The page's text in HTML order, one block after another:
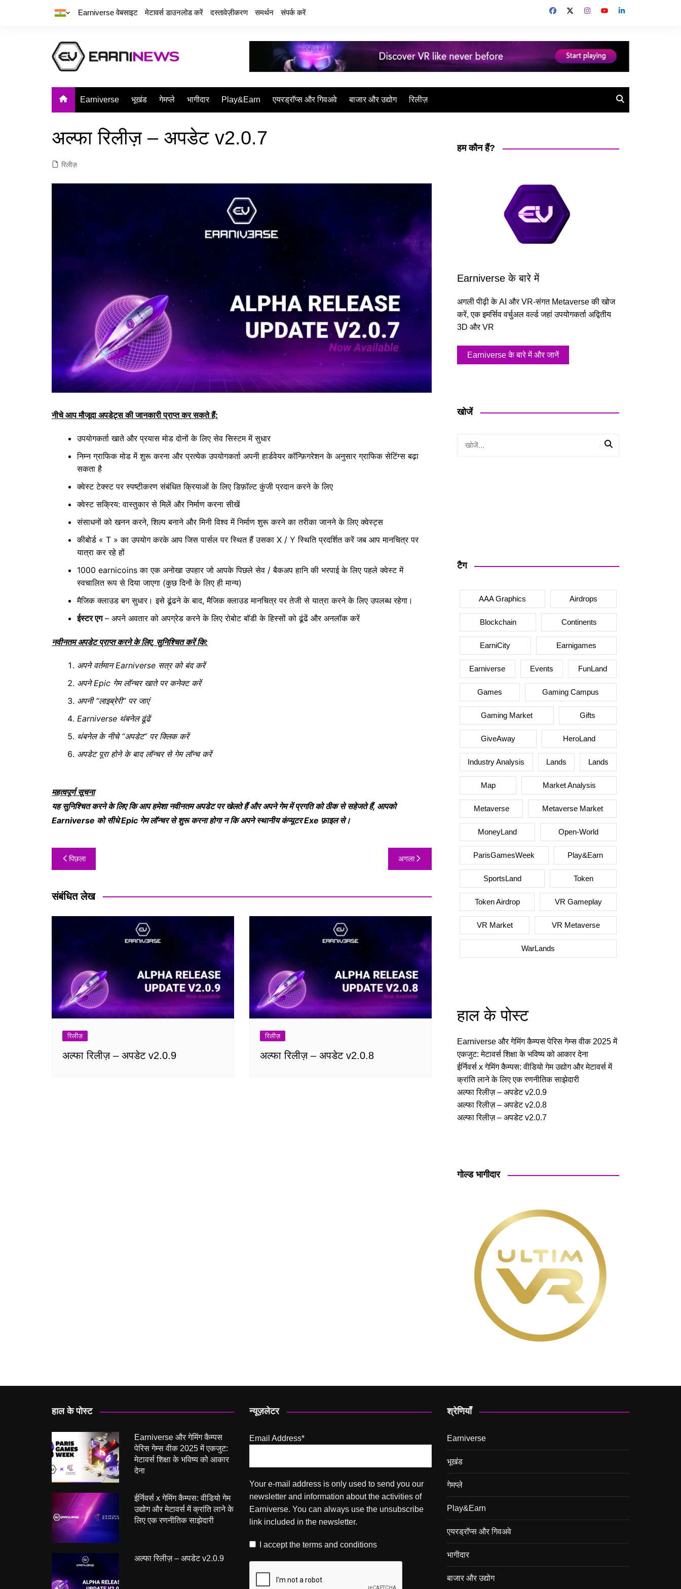
Earniverse वेबसाइट मेटावर्स डाउनलोड करें दस्तावेज़ीकरण समर्थन संपर्क करें
Earniverse भूखंड गेमप्ले भागीदार Play&Earn एयरड्रॉप्स और गिवअवे बाजार और उद्योग रिलीज़
अल्फा रिलीज़ – अपडेट v2.0.7
रिलीज़
नीचे आप मौजूदा अपडेट्स की जानकारी प्राप्त कर सकते हैं:
उपयोगकर्ता खाते और प्रयास मोड दोनों के लिए सेव सिस्टम में सुधार
निम्न ग्राफिक मोड में शुरू करना और प्रत्येक उपयोगकर्ता अपनी हार्डवेयर कॉन्फ़िगरेशन के अनुसार ग्राफिक सेटिंग्स बढ़ा
सकता है
क्वेस्ट टेक्स्ट पर स्पष्टीकरण संबंधित क्रियाओं के लिए डिफ़ॉल्ट कुंजी प्रदान करने के लिए
क्वेस्ट सक्रिय: वास्तुकार से मिलें और निर्माण करना सीखें
संसाधनों को खनन करने, शिल्प बनाने और मिनी विश्व में निर्माण शुरू करने का तरीका जानने के लिए क्वेस्ट्स
कीबोर्ड « T » का उपयोग करके आप जिस पार्सल पर स्थित हैं उसका X / Y स्थिति प्रदर्शित करें जब आप मानचित्र पर
यात्रा कर रहे हों
1000 earnicoins का एक अनोखा उपहार जो आपके पिछले सेव / बैकअप हानि की भरपाई के लिए पहले क्वेस्ट में
स्वचालित रूप से दिया जाएगा (कुछ दिनों के लिए ही मान्य)
मैजिक क्लाउड बग सुधार। इसे ढूंढने के बाद, मैजिक क्लाउड मानचित्र पर तेजी से यात्रा करने के लिए उपलब्ध रहेगा।
ईस्टर एग– अपने अवतार को अपग्रेड करने के लिए रोबोट बॉडी के हिस्सों को ढूंढें और अनलॉक करें
नवीनतम अपडेट प्राप्त करने के लिए, सुनिश्चित करें कि:
अपने वर्तमान Earniverse सत्र को बंद करें
अपने Epic गेम लॉन्चर खाते पर कनेक्ट करें
अपनी “लाइब्रेरी” पर जाएं
Earniverse थंबनेल ढूंढें
थंबनेल के नीचे “अपडेट” पर क्लिक करें
अपडेट पूरा होने के बाद लॉन्चर से गेम लॉन्च करें
महत्वपूर्ण सूचना
यह सुनिश्चित करने के लिए कि आप हमेशा नवीनतम अपडेट पर खेलते हैं और अपने गेम में प्रगति को ठीक से सहेजते हैं, आपको
Earniverse को सीधे Epic गेम लॉन्चर से शुरू करना होगा न कि अपने स्थानीय कंप्यूटर Exe फ़ाइल से।
पिछला अगला
संबंधित लेख
रिलीज़
अल्फा रिलीज़ – अपडेट v2.0.9
रिलीज़
अल्फा रिलीज़ – अपडेट v2.0.8
हम कौन हैं?
Earniverse के बारे में
अगली पीढ़ी के AI और VR-संगत Metaverse की खोज
करें, एक इमर्सिव वर्चुअल वर्ल्ड जहां उपयोगकर्ता अद्वितीय
3D और VR
Earniverse के बारे में और जानें
खोजें
टैग
AAA Graphics Airdrops
Blockchain Continents
EarniCity Earnigames
Earniverse Events FunLand
Games Gaming Campus
Gaming Market Gifts
GiveAway HeroLand
Industry Analysis Lands Lands
Map Market Analysis
Metaverse Metaverse Market
MoneyLand Open-World
ParisGamesWeek Play&Earn
SportsLand Token
Token Airdrop VR Gameplay
VR Market VR Metaverse
WarLands
हाल के पोस्ट
Earniverse और गेमिंग कैम्पस पेरिस गेम्स वीक 2025 में
एकजुट: मेटावर्स शिक्षा के भविष्य को आकार देना
ईर्निवर्स x गेमिंग कैम्पस: वीडियो गेम उद्योग और मेटावर्स में
क्रांति लाने के लिए एक रणनीतिक साझेदारी
अल्फा रिलीज़ – अपडेट v2.0.9
अल्फा रिलीज़ – अपडेट v2.0.8
अल्फा रिलीज़ – अपडेट v2.0.7
गोल्ड भागीदार
हाल के पोस्ट
Earniverse और गेमिंग कैम्पस
पेरिस गेम्स वीक 2025 में एकजुट:
मेटावर्स शिक्षा के भविष्य को आकार
देना
ईर्निवर्स x गेमिंग कैम्पस: वीडियो गेम
उद्योग और मेटावर्स में क्रांति लाने के
लिए एक रणनीतिक साझेदारी
अल्फा रिलीज़ – अपडेट v2.0.9
न्यूज़लेटर
Email Address*
Your e-mail address is only used to send you our
newsletter and information about the activities of
Earniverse. You can always use the unsubscribe
link included in the newsletter.
I accept the terms and conditions
श्रेणियाँ
Earniverse
भूखंड
गेमप्ले
Play&Earn
एयरड्रॉप्स और गिवअवे
भागीदार
बाजार और उद्योग